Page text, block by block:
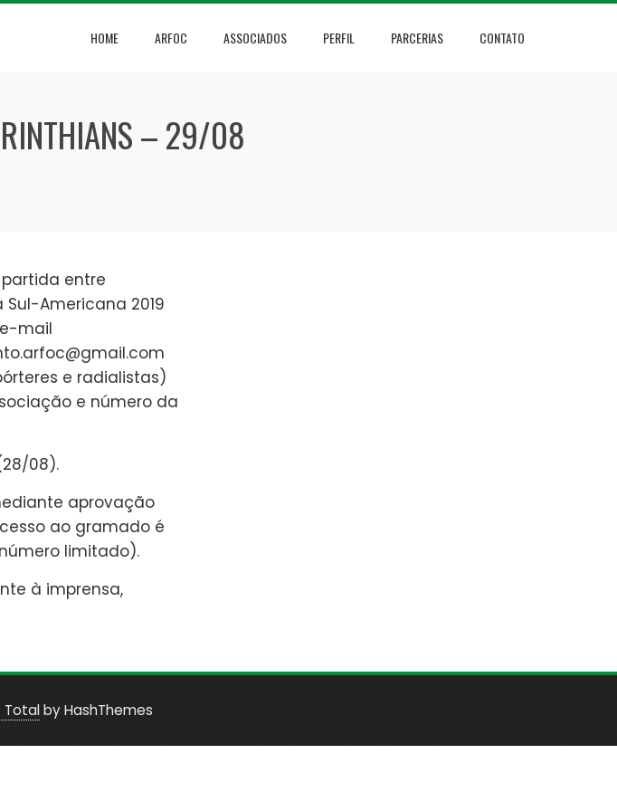
HOME ARFOC ASSOCIADOS PERFIL PARCERIAS CONTATO
– 29/08
entre
Sul-Americana 2019
mail
e radialistas)
e número da
08).
aprovação
ao gramado é
limitado).
à imprensa,
Totalby HashThemes